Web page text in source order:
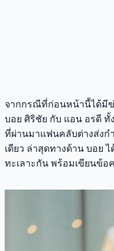
จากกรณีที่ก่อนหน้านี้ได้มี
บอย ศิริชัย กับ แอน อรดี ทั้
ที่ผ่านมาแฟนคลับต่างส่งก
เดียว ล่าสุดทางด้าน บอย
ทะเลาะกัน พร้อมเขียนข้อ